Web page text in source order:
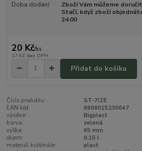
Doba dodání
Zboží Vám můžeme
Stačí, když zboží
24:00
20 Kč/ks
17 Kč bez DPH
Přidat do košíku
Číslo produktu:
ST-7/ZE
EAN kód:
8606015230047
výrobce:
Bigplast
barva:
zelená
výška:
65 mm
objem:
0,15 l
materiál květináče:
plast